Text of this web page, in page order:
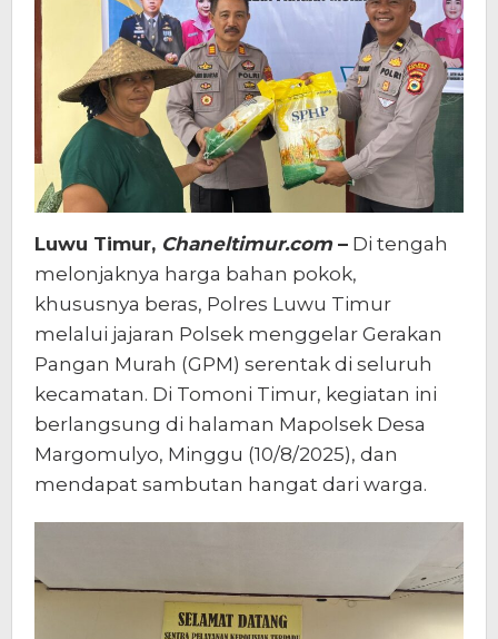
Luwu Timur, Chaneltimur.com– Di tengah
melonjaknya harga bahan pokok,
khususnya beras, Polres Luwu Timur
melalui jajaran Polsek menggelar Gerakan
Pangan Murah (GPM) serentak di seluruh
kecamatan. Di Tomoni Timur, kegiatan ini
berlangsung di halaman Mapolsek Desa
Margomulyo, Minggu (10/8/2025), dan
mendapat sambutan hangat dari warga.